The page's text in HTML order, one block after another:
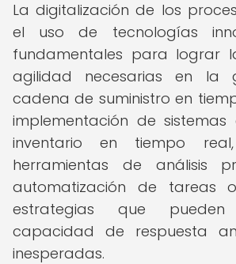
La digitalización de los
el uso de tecnologías
fundamentales para lograr
agilidad necesarias en la
cadena de suministro en
implementación de
inventario en tiempo
herramientas de análisis
automatización de tareas
estrategias que
capacidad de respuesta
inesperadas.